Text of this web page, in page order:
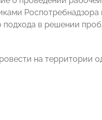
Роспотребнадзора
в решении
на территории